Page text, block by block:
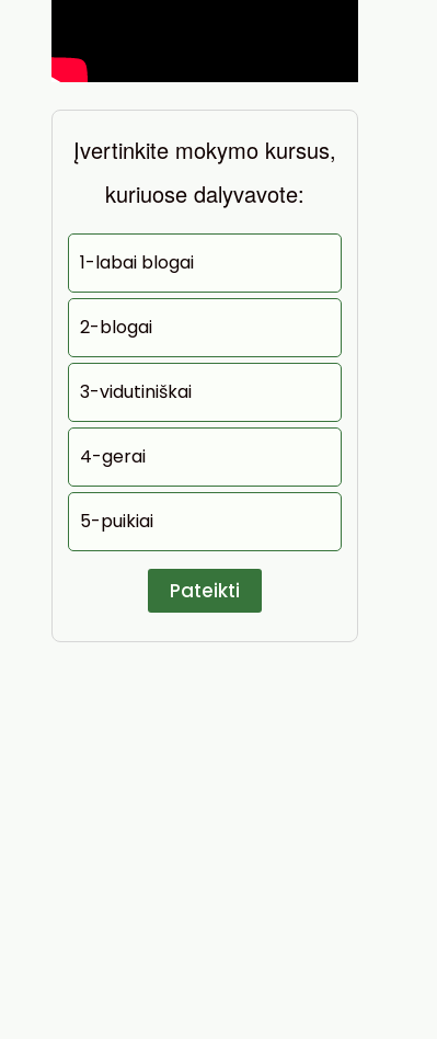
Įvertinkite mokymo kursus,
kuriuose dalyvavote:
1-labai blogai
2-blogai
3-vidutiniškai
4-gerai
5-puikiai